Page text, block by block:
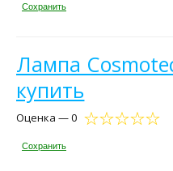
Сохранить
Лампа
купить
Оценка — 0
Сохранить